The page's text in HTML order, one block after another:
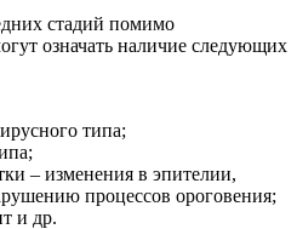
стадий помимо
означать наличие следующих
типа;
– изменения в эпителии,
процессов ороговения;
и др.